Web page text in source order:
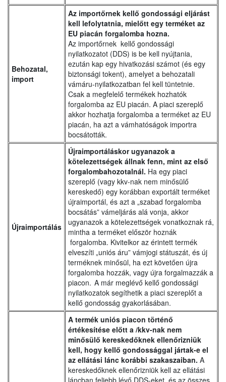
Behozatal,
import
Az importőrnek kellő gondossági eljárást
kell lefolytatnia, mielőtt egy terméket az
EU piacán forgalomba hozna.
Az importőrnek kellő gondossági
nyilatkozatot (DDS) is be kell nyújtania,
ezután kap egy hivatkozási számot (és egy
biztonsági tokent), amelyet a behozatali
vámáru-nyilatkozatban fel kell tüntetnie.
Csak a megfelelő termékek hozhatók
forgalomba az EU piacán. A piaci szereplő
akkor hozhatja forgalomba a terméket az EU
piacán, ha azt a vámhatóságok importra
bocsátották.
Újraimportálás
Újraimportáláskor ugyanazok a
kötelezettségek állnak fenn, mint az első
forgalombahozotalnál. Ha egy piaci
szereplő (vagy kkv-nak nem minősülő
kereskedő) egy korábban exportált terméket
újraimportál, és azt a „szabad forgalomba
bocsátás” vámeljárás alá vonja, akkor
ugyanazok a kötelezettségek vonatkoznak rá,
mintha a terméket először hoznák
forgalomba. Kivitelkor az érintett termék
elveszíti „uniós áru” vámjogi státuszát, és új
terméknek minősül, ha ezt követően újra
forgalomba hozzák, vagy újra forgalmazzák a
piacon. A már meglévő kellő gondossági
nyilatkozatok segíthetik a piaci szereplőt a
kellő gondosság gyakorlásában.
A termék uniós piacon történő
értékesítése előtt a /kkv-nak nem
minősülő kereskedőknek ellenőrizniük
kell, hogy kellő gondossággal jártak-e el
az ellátási lánc korábbi szakaszaiban. A
kereskedőknek ellenőrizniük kell az ellátási